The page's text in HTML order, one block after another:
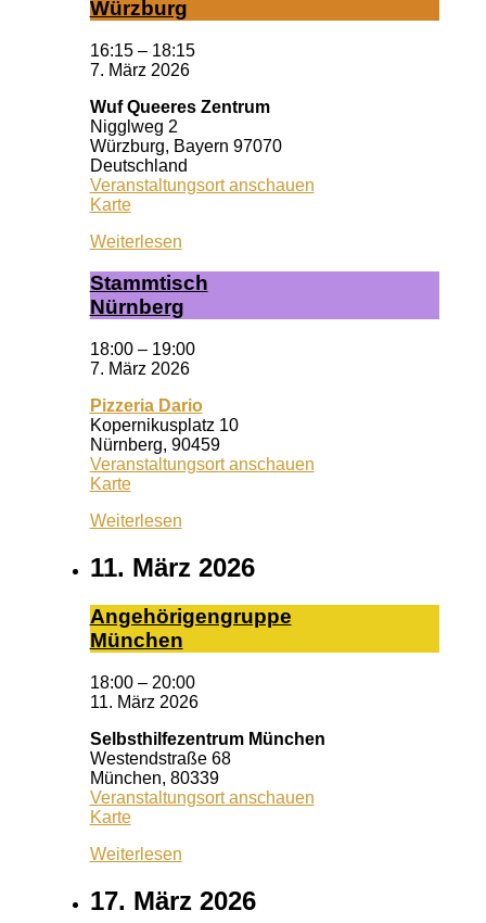
Würz­burg
16:15 – 18:15
7. März 2026
Wuf Queeres Zentrum
Nigglweg 2
Würzburg, Bayern 97070
Deutschland
Veranstaltungsort anschauen
KarteWuf
Zentrum
Weiterlesen
Stamm­tisch
Nürn­berg
18:00 – 19:00
7. März 2026
Pizzeria Dario
Kopernikusplatz 10
Nürnberg, 90459
Veranstaltungsort anschauen
KartePizzeria
Weiterlesen
11. März 2026
An­ge­hö­ri­gen­grup­pe
Mün­chen
18:00 – 20:00
11. März 2026
Selbsthilfezentrum München
Westendstraße 68
München, 80339
Veranstaltungsort anschauen
KarteSelbsthilfezentrum
Weiterlesen
17. März 2026